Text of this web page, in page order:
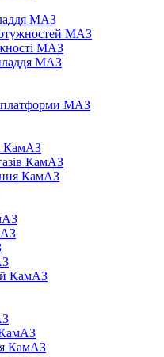
МАЗ
МАЗ
МАЗ
МАЗ
платформи МАЗ
КамАЗ
КамАЗ
КамАЗ
КамАЗ
КамАЗ
КамАЗ